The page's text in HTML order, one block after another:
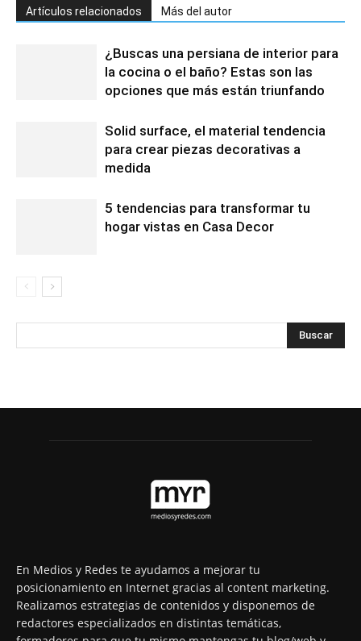
Artículos relacionados Más del autor
¿Buscas una persiana de interior para
la cocina o el baño? Estas son las
opciones que más están triunfando
Solid surface, el material tendencia
para crear piezas decorativas a
medida
5 tendencias para transformar tu
hogar vistas en Casa Decor
En Medios y Redes te ayudamos a mejorar tu
posicionamiento en Internet gracias al content marketing.
Realizamos estrategias de contenidos y disponemos de
redactores especializados en distintas temáticas,